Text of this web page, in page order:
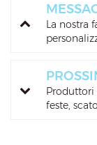
La nostra
Produttori
feste,